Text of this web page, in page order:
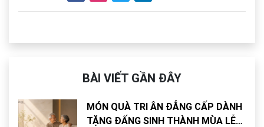
BÀI VIẾT GẦN ĐÂY
MÓN QUÀ TRI ÂN ĐẲNG CẤP DÀNH
TẶNG ĐẤNG SINH THÀNH MÙA LỄ